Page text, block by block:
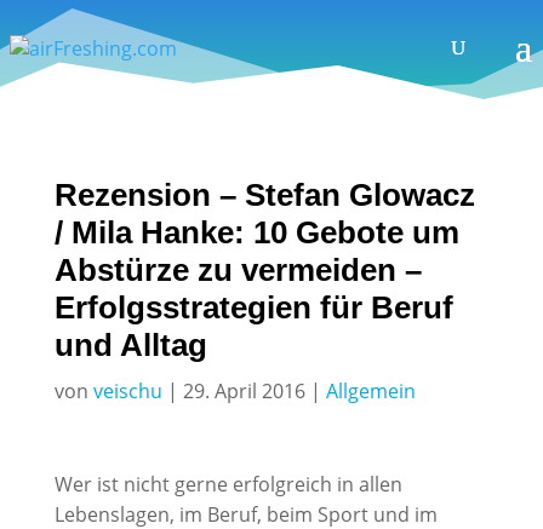
Rezension – Stefan Glowacz
/ Mila Hanke: 10 Gebote um
Abstürze zu vermeiden –
Erfolgsstrategien für Beruf
und Alltag
von veischu | 29. April 2016| Allgemein
Wer ist nicht gerne erfolgreich in allen
Lebenslagen, im Beruf, beim Sport und im